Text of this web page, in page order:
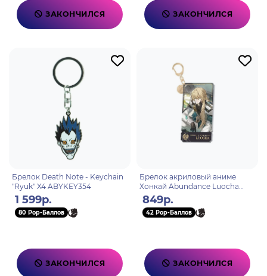
ЗАКОНЧИЛСЯ ЗАКОНЧИЛСЯ
Брелок Death Note - Keychain
"Ryuk" X4 ABYKEY354
1 599р.
80 Pop-Баллов
ЗАКОНЧИЛСЯ
Брелок акриловый аниме
Хонкай Abundance Luocha
Лоча
849р.
42 Pop-Баллов
ЗАКОНЧИЛСЯ